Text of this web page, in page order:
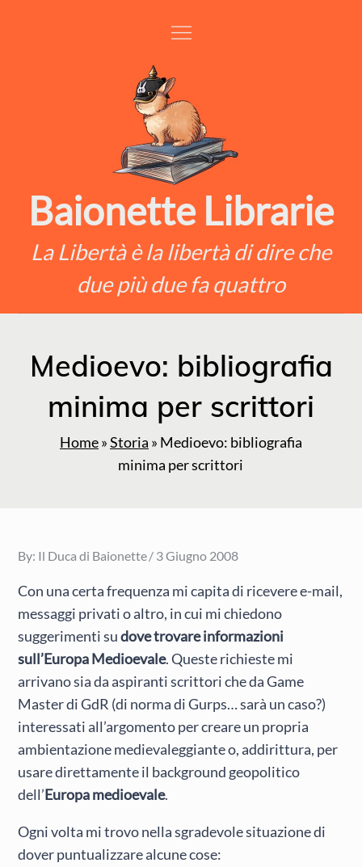
Baionette Librarie
La Libertà è la libertà di dire che
due più due fa quattro
Medioevo: bibliografia
minima per scrittori
Home»Storia » Medioevo: bibliografia
minima per scrittori
By: Il Duca di Baionette Posted
3 Giugno 2008
Con una certa frequenza mi capita di ricevere e-mail,
messaggi privati o altro, in cui mi chiedono
suggerimenti sudove trovare informazioni
sull’Europa Medioevale. Queste richieste mi
arrivano sia da aspiranti scrittori che da Game
Master di GdR (di norma di Gurps… sarà un caso?)
interessati all’argomento per creare un propria
ambientazione medievaleggiante o, addirittura, per
usare direttamente il background geopolitico
dell’Europa medioevale.
Ogni volta mi trovo nella sgradevole situazione di
dover puntualizzare alcune cose: